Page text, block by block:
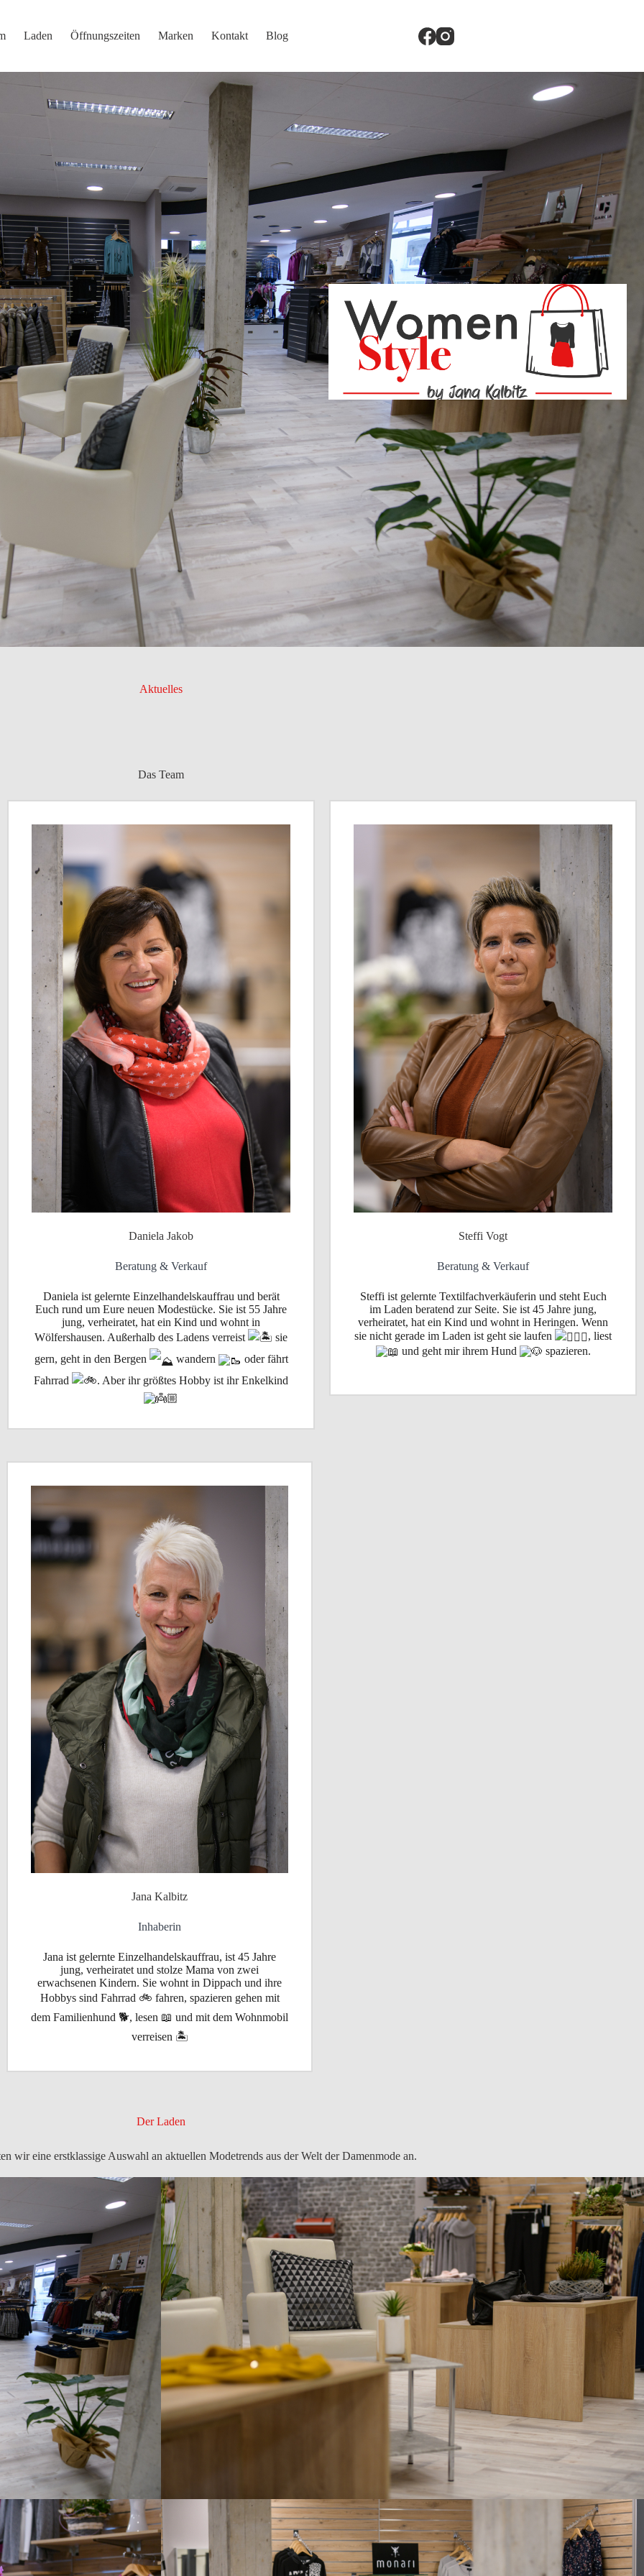
Laden Öffnungszeiten Marken Kontakt Blog
Aktuelles
Das Team
Daniela Jakob
Beratung & Verkauf
Daniela ist gelernte Einzelhandelskauffrau und berät
Euch rund um Eure neuen Modestücke. Sie ist 55 Jahre
jung, verheiratet, hat ein Kind und wohnt in
Wölfershausen. Außerhalb des Ladens verreist
sie
gern, geht in den Bergen
wandern
oder fährt
Fahrrad
. Aber ihr größtes Hobby ist ihr Enkelkind
Steffi Vogt
Beratung & Verkauf
Steffi ist gelernte Textilfachverkäuferin und steht Euch
im Laden beratend zur Seite. Sie ist 45 Jahre jung,
verheiratet, hat ein Kind und wohnt in Heringen. Wenn
sie nicht gerade im Laden ist geht sie laufen
, liest
und geht mir ihrem Hund
spazieren.
Jana Kalbitz
Inhaberin
Jana ist gelernte Einzelhandelskauffrau, ist 45 Jahre
jung, verheiratet und stolze Mama von zwei
erwachsenen Kindern. Sie wohnt in Dippach und ihre
Hobbys sind Fahrrad 🚲 fahren, spazieren gehen mit
dem Familienhund 🐕, lesen 📖 und mit dem Wohnmobil
verreisen 🏝️
Der Laden
wir eine erstklassige Auswahl an aktuellen Modetrends aus der Welt der Damenmode an.